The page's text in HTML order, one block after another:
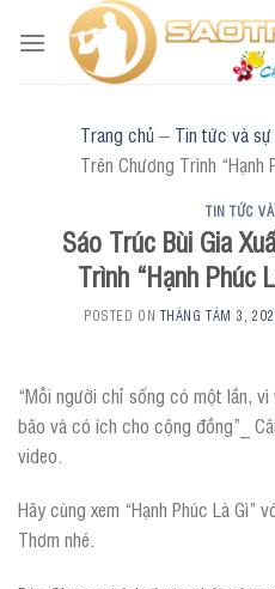
Trang chủ – Tin tức và sự
Trên Chương Trình “Hạnh
TIN TỨC
Sáo Trúc Bùi Gia
Trình “Hạnh Phúc
POSTED ON THÁNG TÁM 3,
“Mỗi người chỉ sống có một lần,
bão và có ích cho cộng đồng”_
video.
Hãy cùng xem “Hạnh Phúc Là Gì”
Thơm nhé.